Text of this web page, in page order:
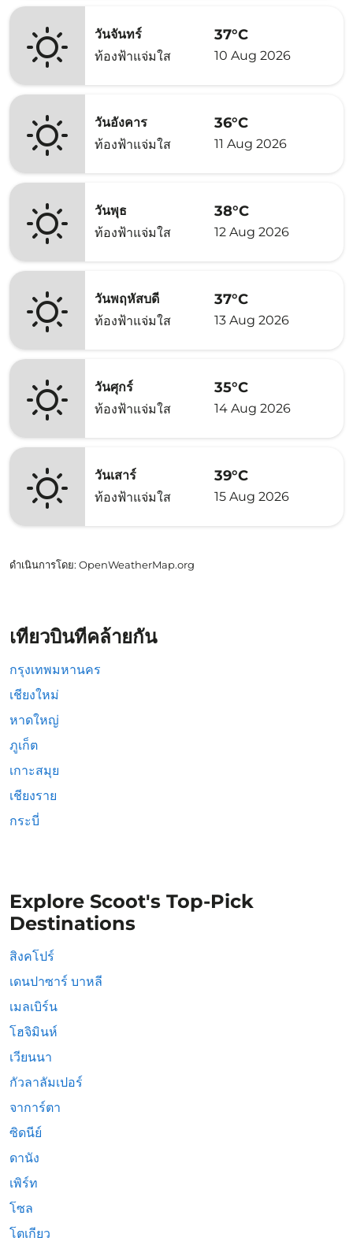
วันจันทร์
ท้องฟ้าแจ่มใส
37°C
10 Aug 2026
วันอังคาร
ท้องฟ้าแจ่มใส
36°C
11 Aug 2026
วันพุธ
ท้องฟ้าแจ่มใส
38°C
12 Aug 2026
วันพฤหัสบดี
ท้องฟ้าแจ่มใส
37°C
13 Aug 2026
วันศุกร์
ท้องฟ้าแจ่มใส
35°C
14 Aug 2026
วันเสาร์
ท้องฟ้าแจ่มใส
39°C
15 Aug 2026
ดำเนินการโดย: OpenWeatherMap.org
เที่ยวบินที่คล้ายกัน
กรุงเทพมหานคร
เชียงใหม่
หาดใหญ่
ภูเก็ต
เกาะสมุย
เชียงราย
กระบี่
Explore Scoot's Top-Pick
Destinations
สิงคโปร์
เดนปาซาร์ บาหลี
เมลเบิร์น
โฮจิมินห์
เวียนนา
กัวลาลัมเปอร์
จาการ์ตา
ซิดนีย์
ดานัง
เพิร์ท
โซล
โตเกียว